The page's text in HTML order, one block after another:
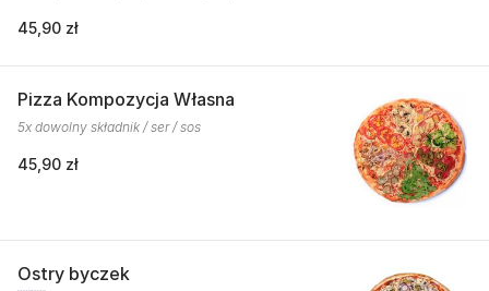
45,90 zł
Pizza Kompozycja Własna
5x dowolny składnik / ser / sos
45,90 zł
Ostry byczek